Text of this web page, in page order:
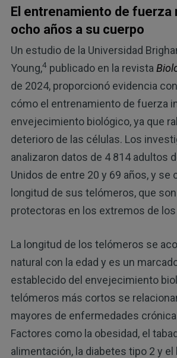
El entrenamiento de fuerza
ocho años a su cuerpo
Un estudio de la Universidad
Young,4publicado en la revista
de 2024, proporcionó evidencia
cómo el entrenamiento de fuerza
envejecimiento biológico, ya que
deterioro de las células. Los
analizaron datos de 4 814 adultos
Unidos de entre 20 y 69 años, y se
longitud de sus telómeros, que
protectoras en los extremos de
La longitud de los telómeros se
natural con la edad y es un
establecido del envejecimiento
telómeros más cortos se
mayores de enfermedades
Factores como la obesidad, el
alimentación, la diabetes tipo 2 y el